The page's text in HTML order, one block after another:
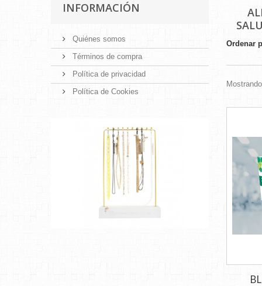
INFORMACIÓN
Quiénes somos
Términos de compra
Política de privacidad
Política de Cookies
Ordenar